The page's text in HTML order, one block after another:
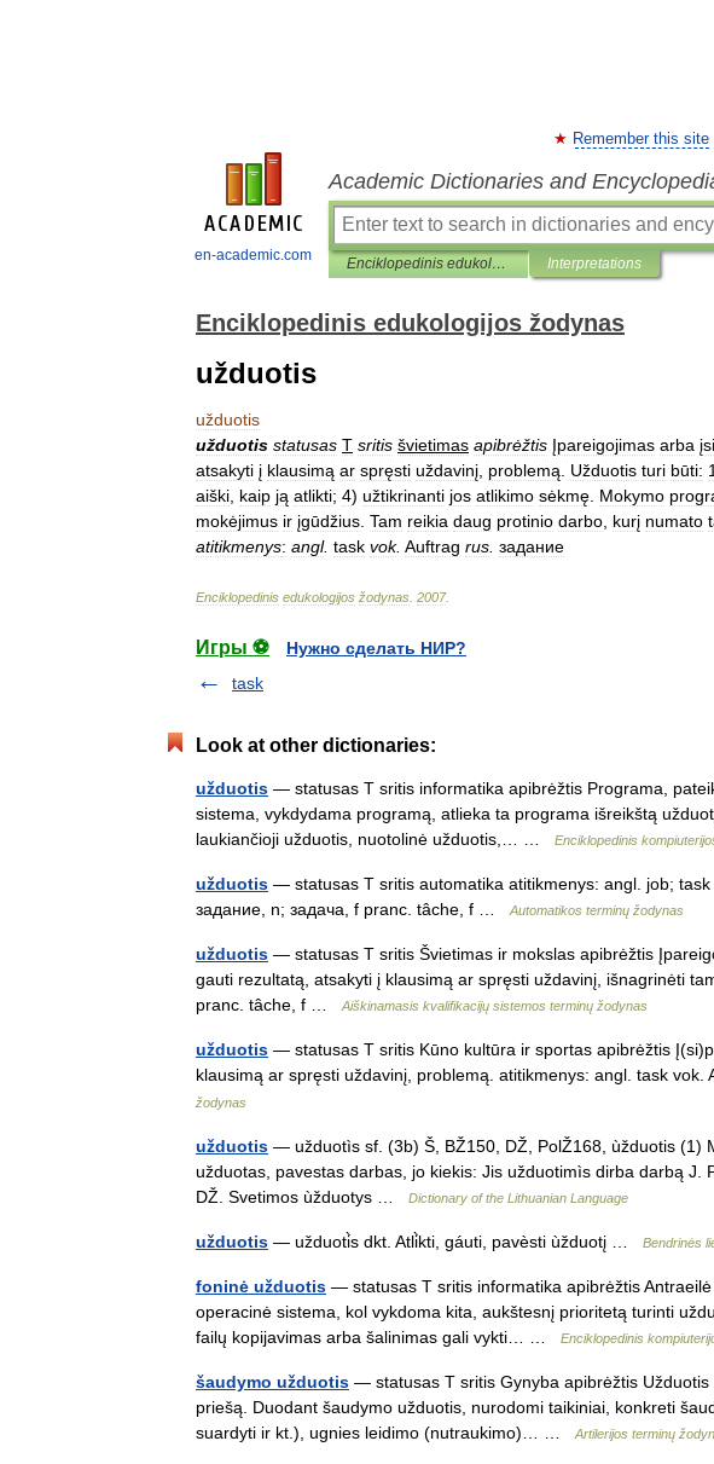
en-academic.com
Remember this site
Academic Dictionaries and
Enciklopedinis edukologijos žodynas Interpretations
Enciklopedinis edukologijos žodynas
užduotis
užduotis
užduotis statusas T sritis švietimas apibrėžtis Įpareigojimas arba
atsakyti į klausimą ar spręsti uždavinį problemą Užduotis turi būti: 1
aiški kaip ją atlikti; 4) užtikrinanti jos atlikimo sėkmę Mokymo
mokėjimus ir įgūdžius Tam reikia daug protinio darbo kurį numato
atitikmenys: angl. task vok. Auftrag rus задание
Enciklopedinis edukologijos žodynas 2007.
Игры ⚽
Нужно сделать НИР?
task
Look at other dictionaries:
užduotis — statusas T sritis informatika apibrėžtis Programa,
sistema, vykdydama programą, atlieka ta programa išreikštą
laukiančioji užduotis, nuotolinė užduotis,… …
Enciklopedinis
užduotis — statusas T sritis automatika atitikmenys: angl. job; task
задание, n; задача, f pranc. tâche, f …
Automatikos terminų žodynas
užduotis — statusas T sritis Švietimas ir mokslas apibrėžtis
gauti rezultatą, atsakyti į klausimą ar spręsti uždavinį, išnagrinėti
pranc. tâche, f …
Aiškinamasis kvalifikacijų sistemos terminų žodynas
užduotis — statusas T sritis Kūno kultūra ir sportas apibrėžtis
klausimą ar spręsti uždavinį, problemą. atitikmenys: angl. task
žodynas
užduotis — užduotìs sf. (3b) Š, BŽ150, DŽ, PolŽ168, ùžduotis (1)
užduotas, pavestas darbas, jo kiekis: Jis užduotimìs dirba darbą J.
DŽ. Svetimos ùžduotys …
Dictionary of the Lithuanian Language
užduotis — užduoti̇̀s dkt. Atli̇̀kti, gáuti, pavèsti ùžduotį … Bendrinės
foninė užduotis — statusas T sritis informatika apibrėžtis
operacinė sistema, kol vykdoma kita, aukštesnį prioritetą turinti
failų kopijavimas arba šalinimas gali vykti… …
Enciklopedinis
šaudymo užduotis — statusas T sritis Gynyba apibrėžtis
priešą. Duodant šaudymo užduotis, nurodomi taikiniai, konkreti
suardyti ir kt.), ugnies leidimo (nutraukimo)… …
Artilerijos terminų